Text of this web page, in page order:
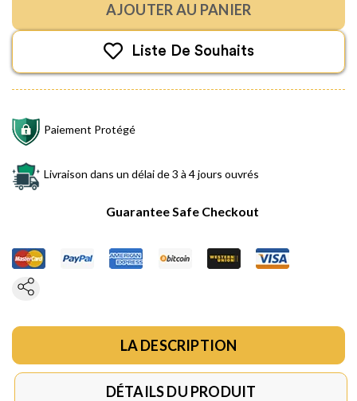
AJOUTER AU PANIER
Liste De Souhaits
Paiement Protégé
Livraison dans un délai de 3 à 4 jours ouvrés
Guarantee Safe Checkout
LA DESCRIPTION
DÉTAILS DU PRODUIT